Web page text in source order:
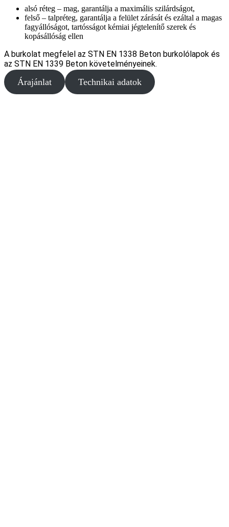
alsó réteg – mag, garantálja a maximális szilárdságot,
felső – talpréteg, garantálja a felület zárását és ezáltal a magas
fagyállóságot, tartósságot kémiai jégtelenítő szerek és
kopásállóság ellen
A burkolat megfelel az STN EN 1338 Beton burkolólapok és
az STN EN 1339 Beton követelményeinek.
Árajánlat Technikai adatok